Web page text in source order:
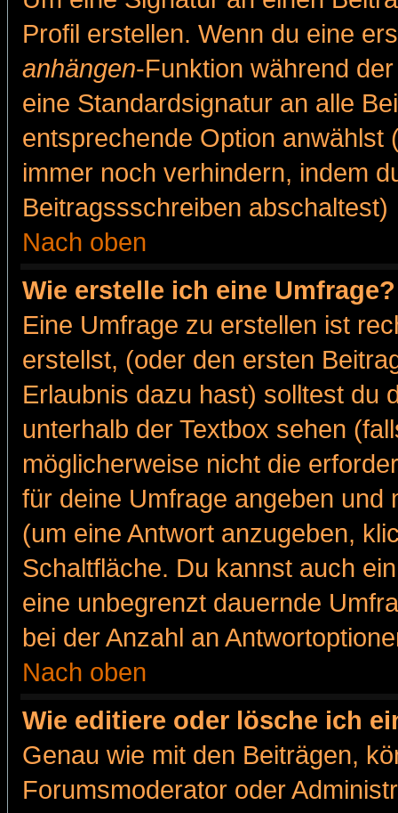
Profil erstellen. Wenn du eine
anhängen-Funktion während
eine Standardsignatur an alle
entsprechende Option anwählst
immer noch verhindern, indem
Beitragssschreiben abschaltest)
Nach oben
Wie erstelle ich eine Umfrage?
Eine Umfrage zu erstellen ist
erstellst, (oder den ersten
Erlaubnis dazu hast) solltest du
unterhalb der Textbox sehen
möglicherweise nicht die
für deine Umfrage angeben und
(um eine Antwort anzugeben,
Schaltfläche. Du kannst auch
eine unbegrenzt dauernde
bei der Anzahl an
Nach oben
Wie editiere oder lösche ich
Genau wie mit den Beiträgen,
Forumsmoderator oder